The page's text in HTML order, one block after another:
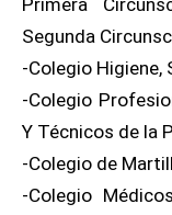
Primera
Segunda
-Colegio Higiene,
-Colegio
Y Técnicos de la
-Colegio de
-Colegio